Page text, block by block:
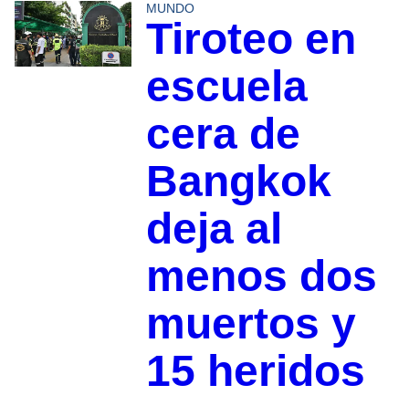
MUNDO
Tiroteo en
escuela
cera de
Bangkok
deja al
menos dos
muertos y
15 heridos